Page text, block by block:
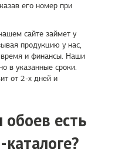
его номер при
сайте займет у
продукцию у нас,
время и финансы. Наши
в указанные сроки.
от 2-х дней и
есть